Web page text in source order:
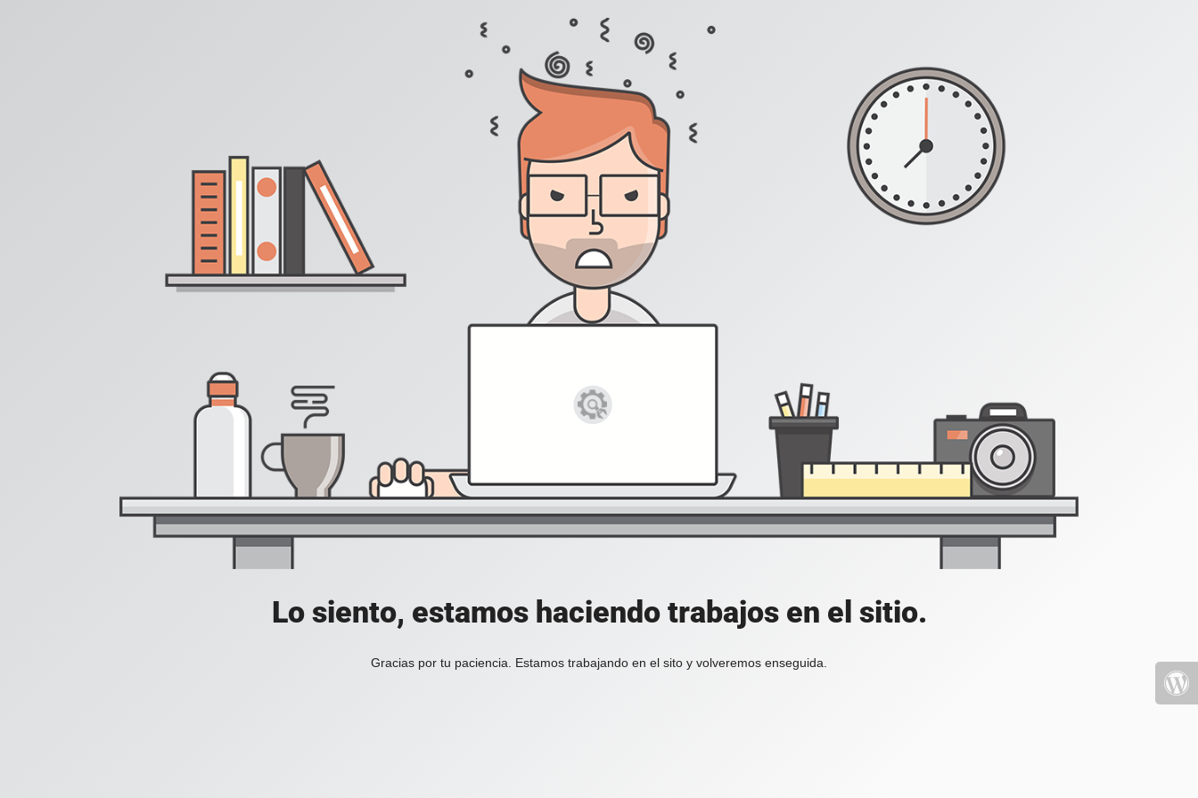
Lo siento, estamos haciendo trabajos en el sitio.
Gracias por tu paciencia. Estamos trabajando en el sito y volveremos enseguida.